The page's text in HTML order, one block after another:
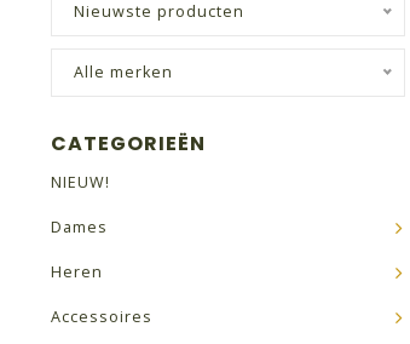
Nieuwste producten
Alle merken
CATEGORIEËN
NIEUW!
Dames
Heren
Accessoires